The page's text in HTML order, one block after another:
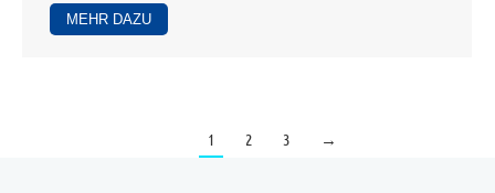
MEHR DAZU
1 2 3 →